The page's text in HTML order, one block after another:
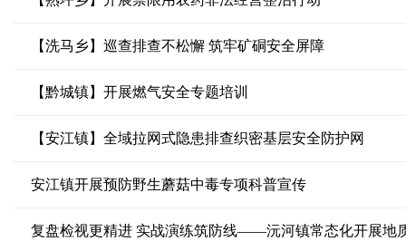
【洗马乡】巡查排查不松懈 筑牢矿硐安全屏障
【黔城镇】开展燃气安全专题培训
【安江镇】全域拉网式隐患排查织密基层安全防护网
安江镇开展预防野生蘑菇中毒专项科普宣传
复盘检视更精进 实战演练筑防线——沅河镇常态化开展地